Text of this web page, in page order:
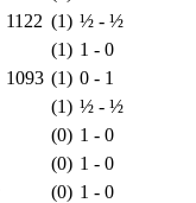
1122 (1) ½ - ½
(1) 1 - 0
1093 (1) 0 - 1
(1) ½ - ½
(0) 1 - 0
(0) 1 - 0
(0) 1 - 0